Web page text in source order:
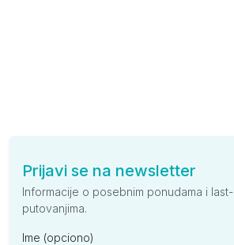
Prijavi se na newsletter
Informacije o posebnim ponudama i
putovanjima.
Ime (opciono)